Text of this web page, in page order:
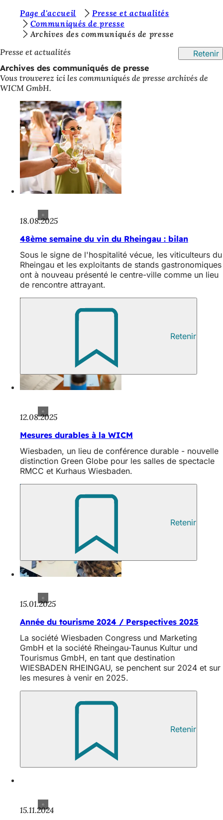
Accéder au contenu
u
s
ê
t
Page d'accueil
Presse et actualités
Communiqués de presse
Archives des communiqués de presse
Presse et actualités
Retenir
Archives des communiqués de presse
Vous trouverez ici les communiqués de presse archivés de
WICM GmbH.
18.08.2025
48ème semaine du vin du Rheingau : bilan
Sous le signe de l'hospitalité vécue, les viticulteurs du
Rheingau et les exploitants de stands gastronomiques
ont à nouveau présenté le centre-ville comme un lieu
de rencontre attrayant.
Retenir
12.08.2025
Mesures durables à la WICM
Wiesbaden, un lieu de conférence durable - nouvelle
distinction Green Globe pour les salles de spectacle
RMCC et Kurhaus Wiesbaden.
Retenir
15.01.2025
Année du tourisme 2024 / Perspectives 2025
La société Wiesbaden Congress und Marketing
GmbH et la société Rheingau-Taunus Kultur und
Tourismus GmbH, en tant que destination
WIESBADEN RHEINGAU, se penchent sur 2024 et sur
les mesures à venir en 2025.
Retenir
15.11.2024